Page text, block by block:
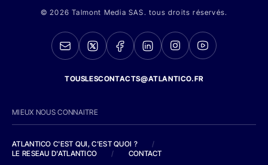
© 2026 Talmont Media SAS. tous droits réservés.
TOUSLESCONTACTS@ATLANTICO.FR
MIEUX NOUS CONNAITRE
ATLANTICO C'EST QUI, C'EST QUOI ?
/
LE RESEAU D'ATLANTICO
/ CONTACT